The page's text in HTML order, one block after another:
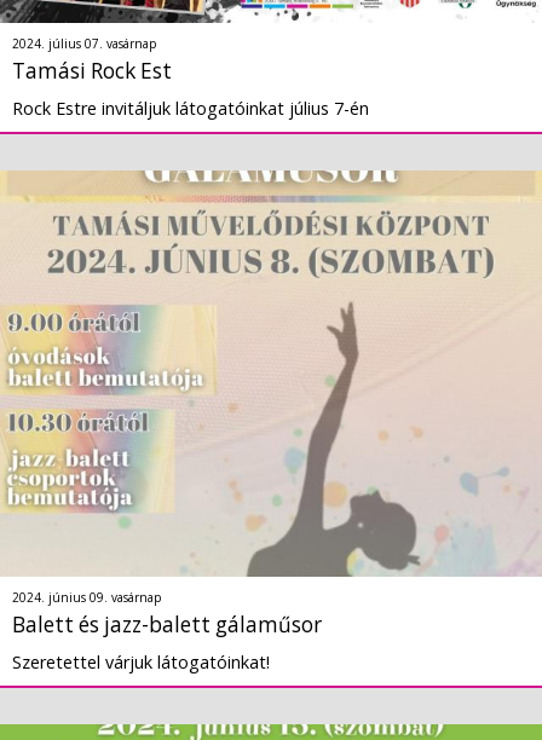
2024. július 07. vasárnap
Tamási Rock Est
Rock Estre invitáljuk látogatóinkat július 7-én
2024. június 09. vasárnap
Balett és jazz-balett gálaműsor
Szeretettel várjuk látogatóinkat!